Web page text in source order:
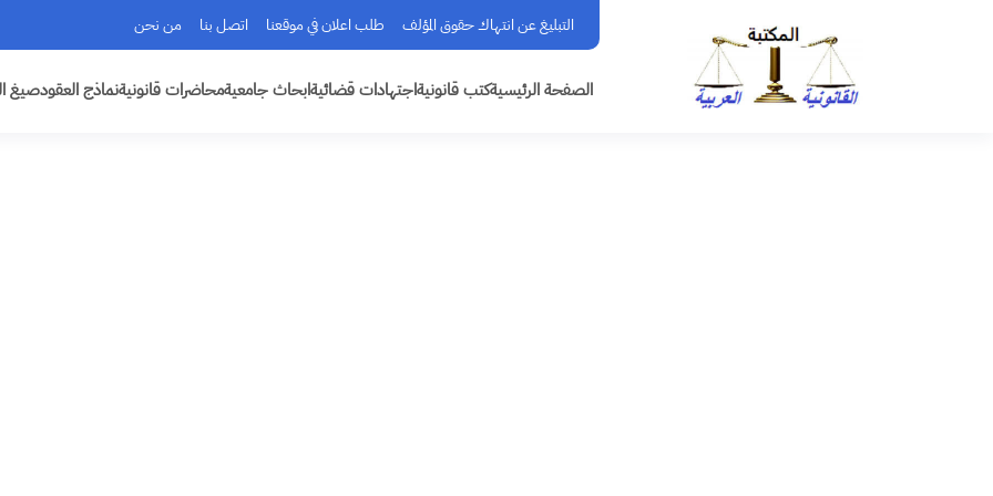
التبليغ عن انتهاك حقوق المؤلف طلب اعلان في موقعنا اتصل بنا من نحن
الصفحة الرئيسيةكتب قانونيةاجتهادات قضائيةابحاث جامعيةمحاضرات قانونيةنماذج العقودصيغ